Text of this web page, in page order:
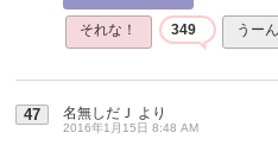
それな！ 349 うー
47 名無しだＪ より
2016年1月15日 8:48 AM